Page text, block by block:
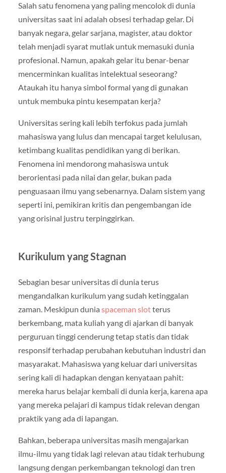
Salah satu fenomena yang paling mencolok di dunia
universitas saat ini adalah obsesi terhadap gelar. Di
banyak negara, gelar sarjana, magister, atau doktor
telah menjadi syarat mutlak untuk memasuki dunia
profesional. Namun, apakah gelar itu benar-benar
mencerminkan kualitas intelektual seseorang?
Ataukah itu hanya simbol formal yang di gunakan
untuk membuka pintu kesempatan kerja?
Universitas sering kali lebih terfokus pada jumlah
mahasiswa yang lulus dan mencapai target kelulusan,
ketimbang kualitas pendidikan yang di berikan.
Fenomena ini mendorong mahasiswa untuk
berorientasi pada nilai dan gelar, bukan pada
penguasaan ilmu yang sebenarnya. Dalam sistem yang
seperti ini, pemikiran kritis dan pengembangan ide
yang orisinal justru terpinggirkan.
Kurikulum yang Stagnan
Sebagian besar universitas di dunia terus
mengandalkan kurikulum yang sudah ketinggalan
zaman. Meskipun dunia spaceman slotterus
berkembang, mata kuliah yang di ajarkan di banyak
perguruan tinggi cenderung tetap statis dan tidak
responsif terhadap perubahan kebutuhan industri dan
masyarakat. Mahasiswa yang keluar dari universitas
sering kali di hadapkan dengan kenyataan pahit:
mereka harus belajar kembali di dunia kerja, karena apa
yang mereka pelajari di kampus tidak relevan dengan
praktik yang ada di lapangan.
Bahkan, beberapa universitas masih mengajarkan
ilmu-ilmu yang tidak lagi relevan atau tidak terhubung
langsung dengan perkembangan teknologi dan tren